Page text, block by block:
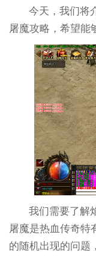
今天，我们将
屠魔攻略，希望能
我们需要了解
屠魔是热血传奇特
的随机出现的问题